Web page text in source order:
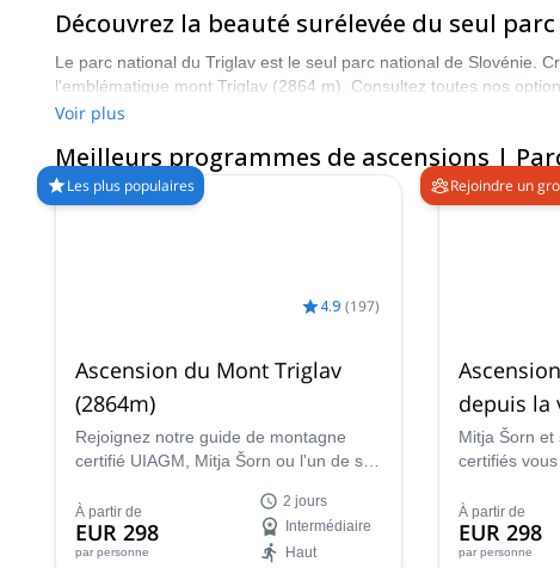
Découvrez la beauté surélevée du seul
Le parc national du Triglav est le seul parc national de Slovénie.
l'emblématique mont Triglav (2864 m). Consultez toutes nos
Voir plus
Meilleurs programmes de ascensions |
Les plus populaires
4.9 (197)
Ascension du Mont Triglav
(2864m)
Rejoignez notre guide de montagne
certifié UIAGM, Mitja Šorn ou l'un de ses
ascension inoubliable de deux jours du
Mont Triglav, le sommet le plus élevé de
Slovénie et le cœur du magnifique Parc
À partir de
EUR 298
par personne
2 jours
Intermédiaire
Haut
Rejoindre un
depuis la
Mitja Šorn
certifiés
deux jours
au départ de
À partir de
EUR 298
par personne